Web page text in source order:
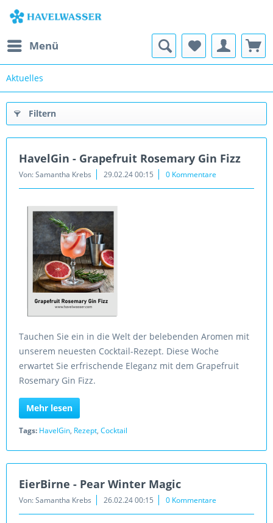
Menü
Aktuelles
Filtern
HavelGin - Grapefruit Rosemary Gin Fizz
Von: Samantha Krebs 29.02.24 00:15 0 Kommentare
Tauchen Sie ein in die Welt der belebenden Aromen mit
unserem neuesten Cocktail-Rezept. Diese Woche
erwartet Sie erfrischende Eleganz mit dem Grapefruit
Rosemary Gin Fizz.
Mehr lesen
Tags: HavelGin, Rezept, Cocktail
EierBirne - Pear Winter Magic
Von: Samantha Krebs 26.02.24 00:15 0 Kommentare